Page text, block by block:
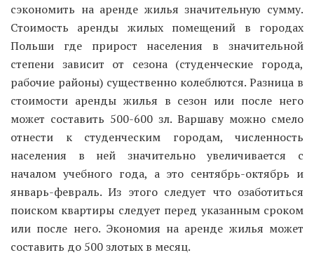
сэкономить на аренде жилья значительную сумму.
Стоимость аренды жилых помещений в городах
Польши где прирост населения в значительной
степени зависит от сезона (студенческие города,
рабочие районы) существенно колеблются. Разница в
стоимости аренды жилья в сезон или после него
может составить 500-600 зл. Варшаву можно смело
отнести к студенческим городам, численность
населения в ней значительно увеличивается с
началом учебного года, а это сентябрь-октябрь и
январь-февраль. Из этого следует что озаботиться
поиском квартиры следует перед указанным сроком
или после него. Экономия на аренде жилья может
составить до 500 злотых в месяц.